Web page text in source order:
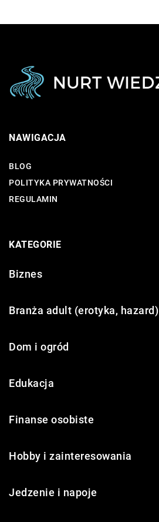
NAWIGACJA
BLOG
POLITYKA PRYWATNOŚCI
REGULAMIN
KATEGORIE
Biznes
Branża adult (erotyka, hazard)
Dom i ogród
Edukacja
Finanse osobiste
Hobby i zainteresowania
Jedzenie i napoje